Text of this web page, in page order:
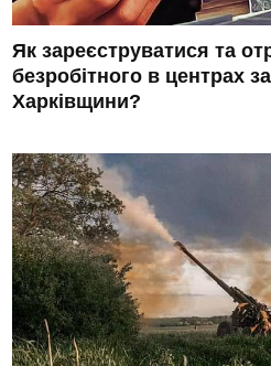
Як зареєструватися та
безробітного в центрах
Харківщини?